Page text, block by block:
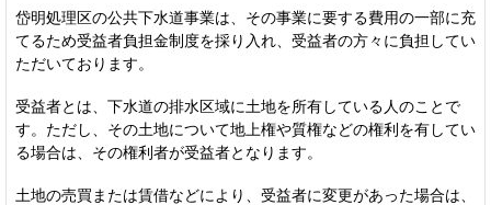
岱明処理区の公共下水道事業は、その事業に要する費用の一部に充
てるため受益者負担金制度を採り入れ、受益者の方々に負担してい
ただいております。
受益者とは、下水道の排水区域に土地を所有している人のことで
す。ただし、その土地について地上権や質権などの権利を有してい
る場合は、その権利者が受益者となります。
土地の売買または賃借などにより、受益者に変更があった場合は、